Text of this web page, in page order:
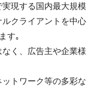
現する国内最大規模
クライアントを中心
す｡
く、広告主や企業様
トワーク等の多彩な